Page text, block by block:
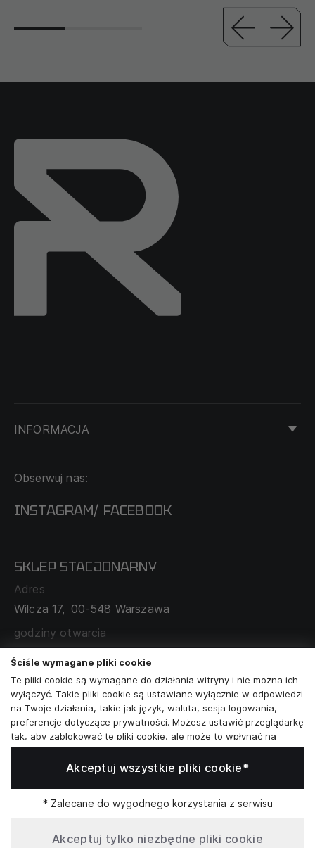
INFORMACJA
DOSTAWA I PŁATNOŚĆ
O NAS
MAPA SERWISU
ZAMÓWIENIA KORPORACYJNE
WSPÓŁPRACA Z PARTNERAMI
Obserwuj nas:
INSTAGRAM/ FACEBOOK
SKLEP STACJONARNY
Adres
Wilcza 17, 00-548 Warszawa
godziny otwarcia
poniedziałek - sobota: 11:00 - 19:00
Skontaktuj się z nami
+48573581161
info@reytel.pl
Whatsapp
Ściśle wymagane pliki cookie
Te pliki cookie są wymagane do działania witryny i nie można ich
wyłączyć. Takie pliki cookie są ustawiane wyłącznie w odpowiedzi
na Twoje działania, takie jak język, waluta, sesja logowania,
preferencje dotyczące prywatności. Możesz ustawić przeglądarkę
tak, aby zablokować te pliki cookie, ale może to wpłynąć na
sposób działania naszej witryny.
Analizy i statystyki
Marketing i retargeting
Te pliki cookie są zwykle ustawiane przez naszych partnerów
marketingowych i reklamowych. Mogą być przez nich
Akceptuj wszystkie pliki cookie*
* Zalecane do wygodnego korzystania z serwisu
Akceptuj tylko niezbędne pliki cookie